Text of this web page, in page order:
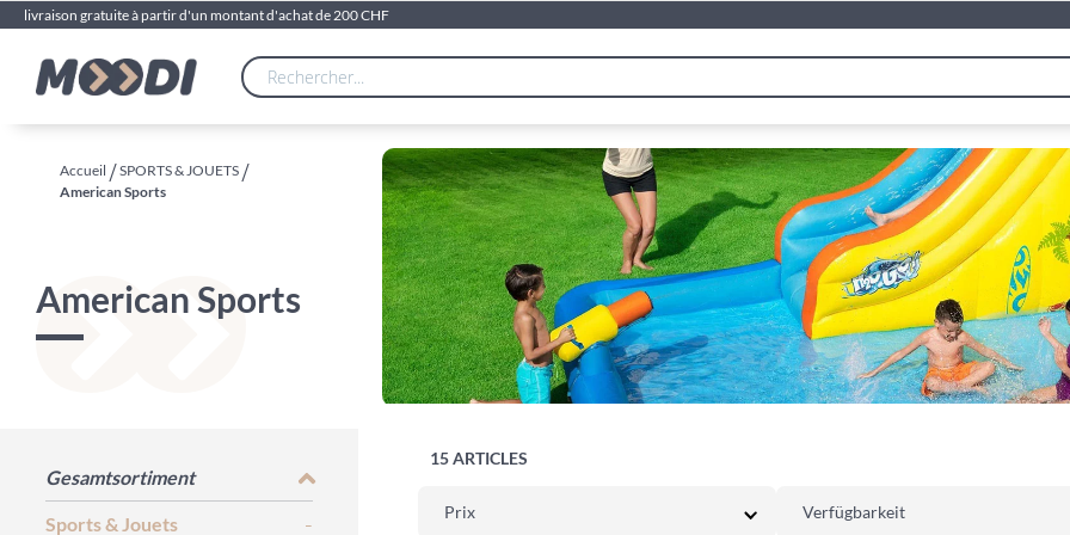
livraison gratuite à partir d'un montant d'achat de 200 CHF
15ARTICLES
Prix Verfügbarkeit
Accueil
SPORTS & JOUETS
American Sports
American Sports
Gesamtsortiment
Sports & Jouets